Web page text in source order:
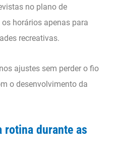
no plano de
horários apenas para
recreativas.
ajustes sem perder o fio
o desenvolvimento da
rotina durante as